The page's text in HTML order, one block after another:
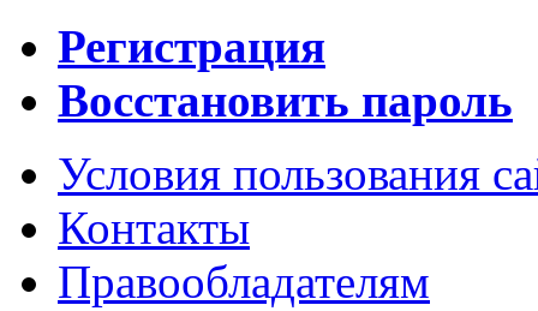
Регистрация
Восстановить пароль
Условия пользования
Контакты
Правообладателям